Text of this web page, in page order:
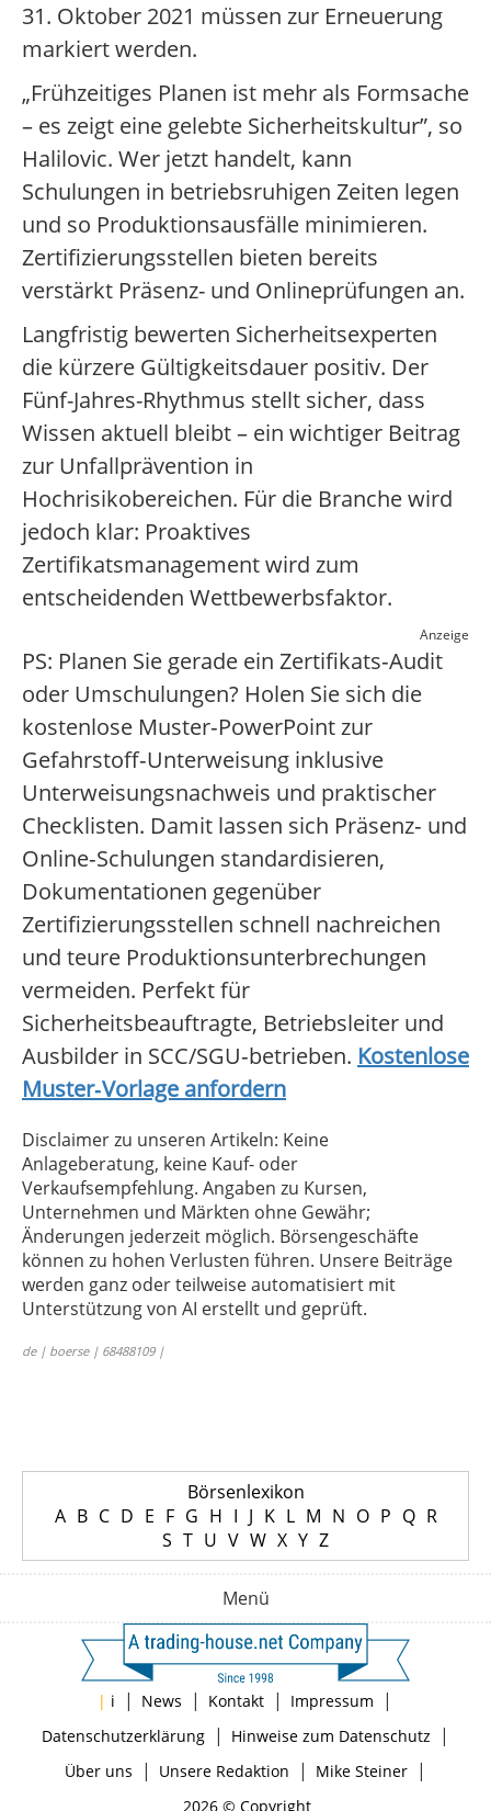
31. Oktober 2021 müssen zur Erneuerung
markiert werden.
„Frühzeitiges Planen ist mehr als Formsache
– es zeigt eine gelebte Sicherheitskultur”, so
Halilovic. Wer jetzt handelt, kann
Schulungen in betriebsruhigen Zeiten legen
und so Produktionsausfälle minimieren.
Zertifizierungsstellen bieten bereits
verstärkt Präsenz- und Onlineprüfungen an.
Langfristig bewerten Sicherheitsexperten
die kürzere Gültigkeitsdauer positiv. Der
Fünf-Jahres-Rhythmus stellt sicher, dass
Wissen aktuell bleibt – ein wichtiger Beitrag
zur Unfallprävention in
Hochrisikobereichen. Für die Branche wird
jedoch klar: Proaktives
Zertifikatsmanagement wird zum
entscheidenden Wettbewerbsfaktor.
Anzeige
PS: Planen Sie gerade ein Zertifikats‑Audit
oder Umschulungen? Holen Sie sich die
kostenlose Muster‑PowerPoint zur
Gefahrstoff‑Unterweisung inklusive
Unterweisungsnachweis und praktischer
Checklisten. Damit lassen sich Präsenz‑ und
Online‑Schulungen standardisieren,
Dokumentationen gegenüber
Zertifizierungsstellen schnell nachreichen
und teure Produktionsunterbrechungen
vermeiden. Perfekt für
Sicherheitsbeauftragte, Betriebsleiter und
Ausbilder in SCC/SGU‑betrieben. Kostenlose
Muster‑Vorlage anfordern
Disclaimer zu unseren Artikeln: Keine
Anlageberatung, keine Kauf- oder
Verkaufsempfehlung. Angaben zu Kursen,
Unternehmen und Märkten ohne Gewähr;
Änderungen jederzeit möglich. Börsengeschäfte
können zu hohen Verlusten führen. Unsere Beiträge
werden ganz oder teilweise automatisiert mit
Unterstützung von AI erstellt und geprüft.
de | boerse | 68488109 |
Börsenlexikon
A B C D E F G H I J K L M N O P Q R
S T U V W X Y Z
Menü
| i | News | Kontakt | Impressum |
Datenschutzerklärung| Hinweise zum Datenschutz |
Über uns | Unsere Redaktion | Mike Steiner|
2026 © Copyright